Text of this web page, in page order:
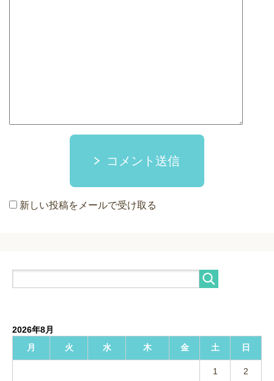
コメント送信
新しい投稿をメールで受け取る
2026年8月
月
火 水 木 金 土 日
1 2